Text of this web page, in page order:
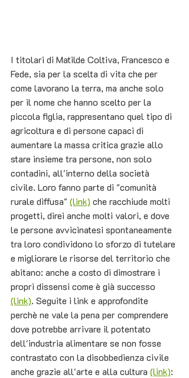
I titolari di Matilde Coltiva, Francesco e
Fede, sia per la scelta di vita che per
come lavorano la terra, ma anche solo
per il nome che hanno scelto per la
piccola figlia, rappresentano quel tipo di
agricoltura e di persone capaci di
aumentare la massa critica grazie allo
stare insieme tra persone, non solo
contadini, all'interno della società
civile. Loro fanno parte di "comunità
rurale diffusa" (link) che racchiude molti
progetti, direi anche molti valori, e dove
le persone avvicinatesi spontaneamente
tra loro condividono lo sforzo di tutelare
e migliorare le risorse del territorio che
abitano: anche a costo di dimostrare i
propri dissensi come è già successo
(link). Seguite i link e approfondite
perchè ne vale la pena per comprendere
dove potrebbe arrivare il potentato
dell'industria alimentare se non fosse
contrastato con la disobbedienza civile
anche grazie all'arte e alla cultura (link):